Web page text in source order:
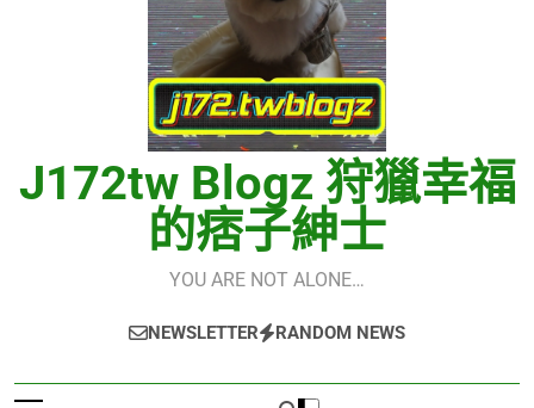
J172tw Blogz 狩獵幸福
的痞子紳士
YOU ARE NOT ALONE…
NEWSLETTER RANDOM NEWS